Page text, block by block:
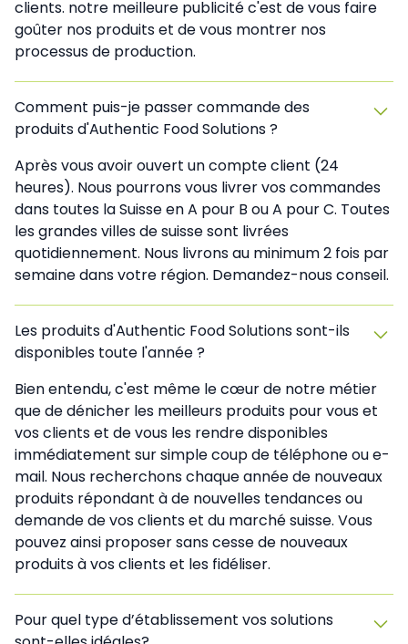
clients. notre meilleure publicité c'est de vous faire
goûter nos produits et de vous montrer nos
processus de production.
Comment puis-je passer commande des
produits d'Authentic Food Solutions ?
Après vous avoir ouvert un compte client (24
heures). Nous pourrons vous livrer vos commandes
dans toutes la Suisse en A pour B ou A pour C. Toutes
les grandes villes de suisse sont livrées
quotidiennement. Nous livrons au minimum 2 fois par
semaine dans votre région. Demandez-nous conseil.
Les produits d'Authentic Food Solutions sont-ils
disponibles toute l'année ?
Bien entendu, c'est même le cœur de notre métier
que de dénicher les meilleurs produits pour vous et
vos clients et de vous les rendre disponibles
immédiatement sur simple coup de téléphone ou e-
mail. Nous recherchons chaque année de nouveaux
produits répondant à de nouvelles tendances ou
demande de vos clients et du marché suisse. Vous
pouvez ainsi proposer sans cesse de nouveaux
produits à vos clients et les fidéliser.
Pour quel type d’établissement vos solutions